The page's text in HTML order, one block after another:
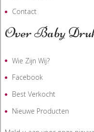
Contact
Over Baby
Wie Zijn Wij?
Facebook
Best Verkocht
Nieuwe Producten